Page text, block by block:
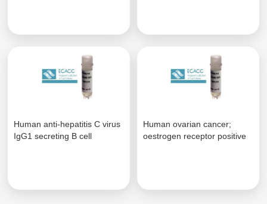
Human anti-hepatitis C virus
IgG1 secreting B cell
Human ovarian cancer;
oestrogen receptor positive